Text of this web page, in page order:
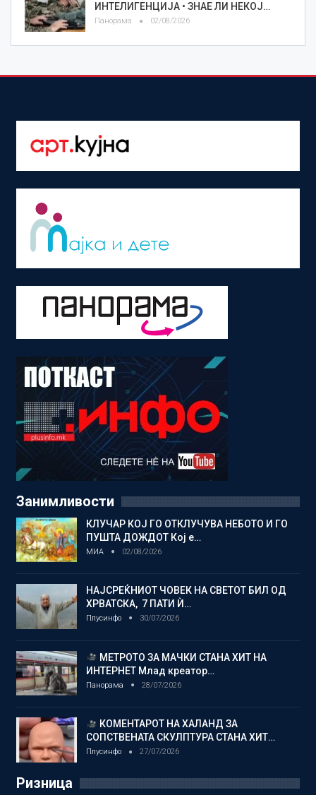
ИНТЕЛИГЕНЦИЈА • ЗНАЕ ЛИ НЕКОЈ…
Панорама 02/08/2026
Занимливости
КЛУЧАР КОЈ ГО ОТКЛУЧУВА НЕБОТО И ГО
ПУШТА ДОЖДОТ Кој е…
МИА 02/08/2026
НАЈСРЕЌНИОТ ЧОВЕК НА СВЕТОТ БИЛ ОД
ХРВАТСКА, 7 ПАТИ Ѝ…
Плусинфо 30/07/2026
МЕТРОТО ЗА МАЧКИ СТАНА ХИТ НА
ИНТЕРНЕТ Млад креатор…
Панорама 28/07/2026
КОМЕНТАРОТ НА ХАЛАНД ЗА
СОПСТВЕНАТА СКУЛПТУРА СТАНА ХИТ…
Плусинфо 27/07/2026
Ризница